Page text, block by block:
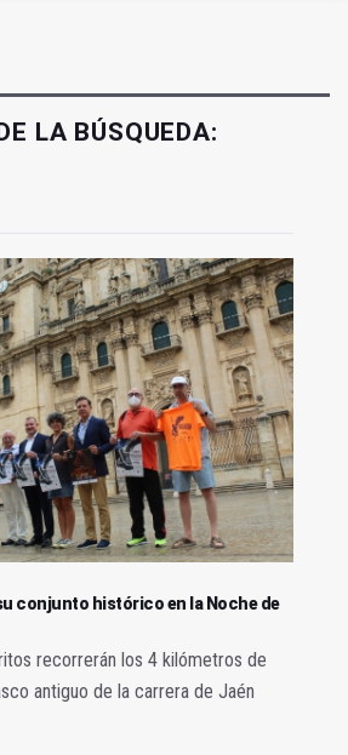
LA BÚSQUEDA:
conjunto histórico en la Noche de
recorrerán los 4 kilómetros de
antiguo de la carrera de Jaén